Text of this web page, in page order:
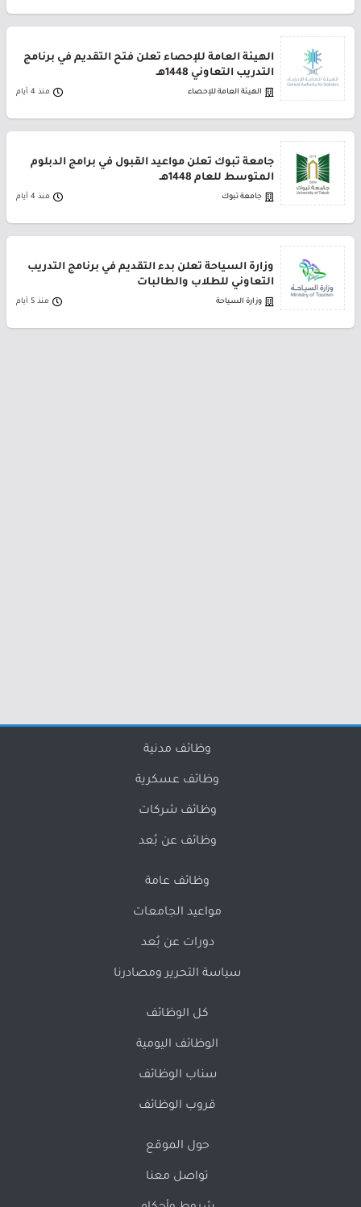
الهيئة العامة للإحصاء تعلن فتح التقديم في برنامج
التدريب التعاوني 1448هـ
الهيئة العامة للإحصاء منذ 4 أيام
جامعة تبوك تعلن مواعيد القبول في برامج الدبلوم
المتوسط للعام 1448هـ
جامعة تبوك منذ 4 أيام
وزارة السياحة تعلن بدء التقديم في برنامج التدريب
التعاوني للطلاب والطالبات
وزارة السياحة منذ 5 أيام
وظائف مدنية
وظائف عسكرية
وظائف شركات
وظائف عن بُعد
وظائف عامة
مواعيد الجامعات
دورات عن بُعد
سياسة التحرير ومصادرنا
كل الوظائف
الوظائف اليومية
سناب الوظائف
قروب الوظائف
حول الموقع
تواصل معنا